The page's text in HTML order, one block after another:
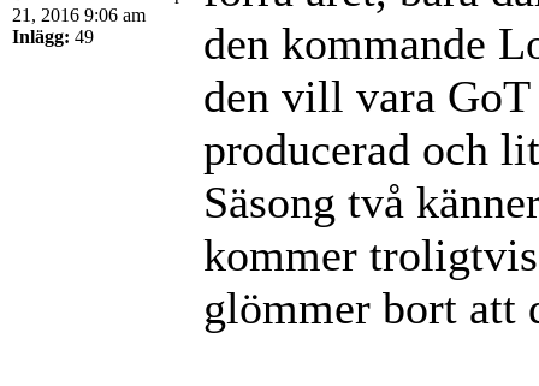
21, 2016 9:06 am
Inlägg: 49
den kommande
den vill vara
producerad och
Säsong två
kommer
glömmer bort att